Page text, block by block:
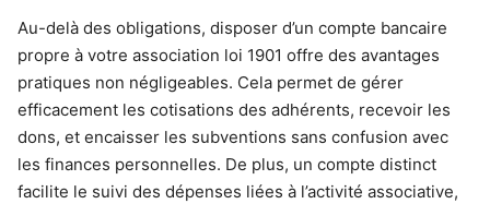
Au-delà des obligations, disposer d’un compte bancaire
propre à votre association loi 1901 offre des avantages
pratiques non négligeables. Cela permet de gérer
efficacement les cotisations des adhérents, recevoir les
dons, et encaisser les subventions sans confusion avec
les finances personnelles. De plus, un compte distinct
facilite le suivi des dépenses liées à l’activité associative,